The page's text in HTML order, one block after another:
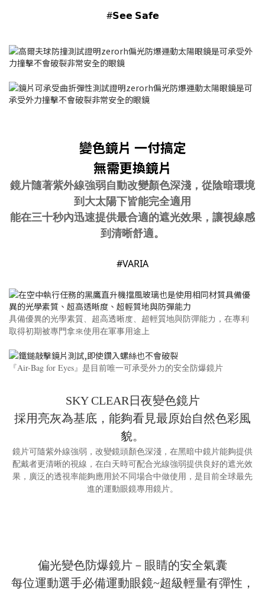
#𝗦𝗲𝗲 𝗦𝗮𝗳𝗲
變色鏡片 一付搞定
無需更換鏡片
鏡片隨著紫外線強弱自動改變顏色深淺，從陰暗環境
到大太陽下皆能完全適用
能在三十秒內迅速提供最合適的遮光效果，讓視線感
到清晰舒適。
#VARIA
具備優異的光學素質、超高透晰度、超輕質地與防彈能力，在專利
取得初期被專門拿來使用在軍事用途上
『Air-Bag for Eyes』是目前唯一可承受外力的安全防爆鏡片
SKY CLEAR日夜變色鏡片
採用亮灰為基底，能夠看見最原始自然色彩風
貌。
鏡片可隨紫外線強弱，改變鏡頭顏色深淺，在黑暗中鏡片能夠提供
配戴者更清晰的視線，在白天時可配合光線強弱提供良好的遮光效
果，廣泛的透視率能夠應用於不同場合中做使用，是目前全球最先
進的運動眼鏡專用鏡片。
偏光變色防爆鏡片－眼睛的安全氣囊
每位運動選手必備運動眼鏡~超級輕量有彈性，